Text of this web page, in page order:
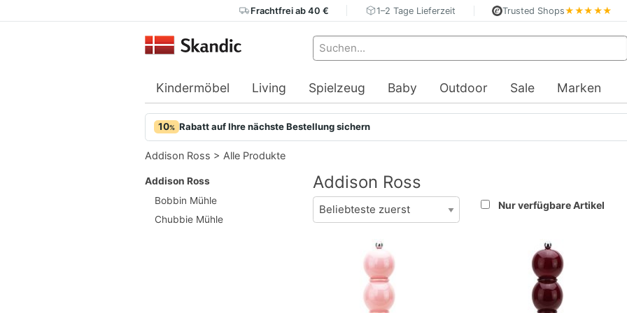
Frachtfrei ab 40 € 1–2 Tage Lieferzeit Trusted Shops★★★★★
Kindermöbel Living Spielzeug Baby Outdoor Sale Marken
10% Rabatt auf Ihre nächste Bestellung sichern
Addison Ross > Alle Produkte
Addison Ross
Bobbin Mühle
Chubbie Mühle
Addison Ross
Nur verfügbare Artikel